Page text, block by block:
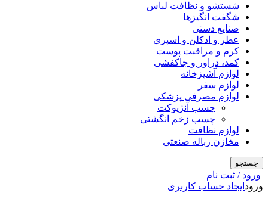
شستشو و نظافت لباس
شگفت انگیزها
صنایع دستی
عطر و ادکلن و اسپری
کرم و مراقبت پوست
کمد، دراور و جاکفشی
لوازم آشپزخانه
لوازم سفر
لوازم مصرفی پزشکی
چسب آنژیوکت
چسب زخم انگشتی
لوازم نظافت
مخازن زباله صنعتی
جستجو
ورود / ثبت نام
ورود ایجاد حساب کاربری